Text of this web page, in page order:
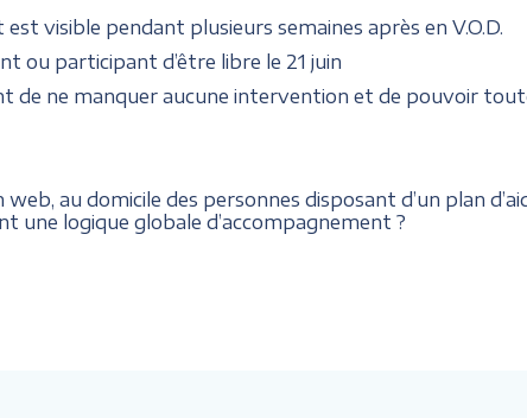
visible pendant plusieurs semaines après en V.O.D.
ou participant d’être libre le 21 juin
de ne manquer aucune intervention et de pouvoir
au domicile des personnes disposant d’un plan
une logique globale d’accompagnement ?